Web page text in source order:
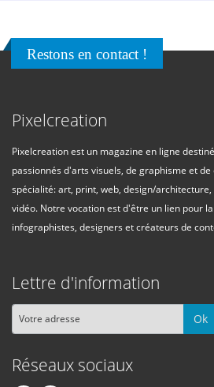
Restons en contact !
Pixelcreation
Pixelcreation est un magazine en ligne
passionnés d'arts visuels, de graphisme et
spécialité: art, print, web, design/
vidéo. Notre vocation est d'être un lien pour
infographistes, designers et créateurs de
Lettre d'information
Ok
Réseaux sociaux